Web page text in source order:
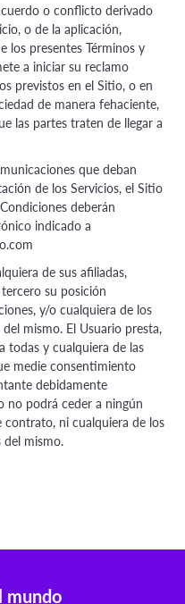
o conflicto derivado
o de la aplicación,
los presentes Términos y
a iniciar su reclamo
previstos en el Sitio, o en
de manera fehaciente,
las partes traten de llegar a
que deban
de los Servicios, el Sitio
deberán
indicado a
de sus afiliadas,
su posición
y/o cualquiera de los
mismo. El Usuario presta,
todas y cualquiera de las
medie consentimiento
debidamente
no podrá ceder a ningún
ni cualquiera de los
del mismo.
mundo